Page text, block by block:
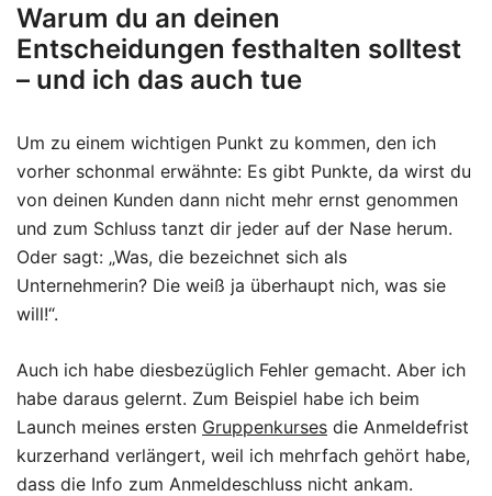
Warum du an deinen
Entscheidungen festhalten solltest
– und ich das auch tue
Um zu einem wichtigen Punkt zu kommen, den ich
vorher schonmal erwähnte: Es gibt Punkte, da wirst du
von deinen Kunden dann nicht mehr ernst genommen
und zum Schluss tanzt dir jeder auf der Nase herum.
Oder sagt: „Was, die bezeichnet sich als
Unternehmerin? Die weiß ja überhaupt nich, was sie
will!“.
Auch ich habe diesbezüglich Fehler gemacht. Aber ich
habe daraus gelernt. Zum Beispiel habe ich beim
Launch meines ersten Gruppenkurses die Anmeldefrist
kurzerhand verlängert, weil ich mehrfach gehört habe,
dass die Info zum Anmeldeschluss nicht ankam.